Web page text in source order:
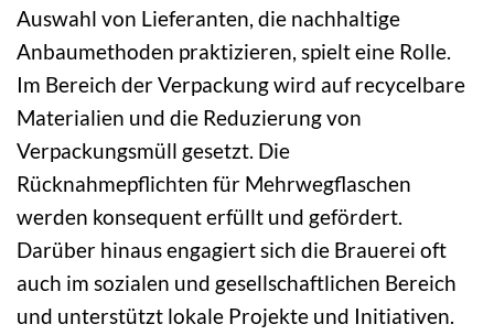
Auswahl von Lieferanten, die nachhaltige
Anbaumethoden praktizieren, spielt eine Rolle.
Im Bereich der Verpackung wird auf recycelbare
Materialien und die Reduzierung von
Verpackungsmüll gesetzt. Die
Rücknahmepflichten für Mehrwegflaschen
werden konsequent erfüllt und gefördert.
Darüber hinaus engagiert sich die Brauerei oft
auch im sozialen und gesellschaftlichen Bereich
und unterstützt lokale Projekte und Initiativen.